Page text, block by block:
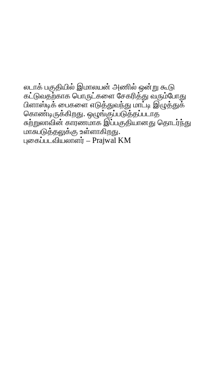
லடாக் பகுதியில் இமாலயன் அணில் ஒன்று கூடு
கட்டுவதற்காக பொருட்களை சேகரித்து வரும்போது
பிளாஸ்டிக் பைகளை எடுத்துவந்து மாட்டி இழுத்துக்
கொண்டிருக்கிறது. ஒழுங்குப்படுத்தப்படாத
சுற்றுலாவின் காரணமாக இப்பகுதியானது தொடர்ந்து
மாசுபடுத்தலுக்கு உள்ளாகிறது.
புகைப்படவியலாளர் – Prajwal KM